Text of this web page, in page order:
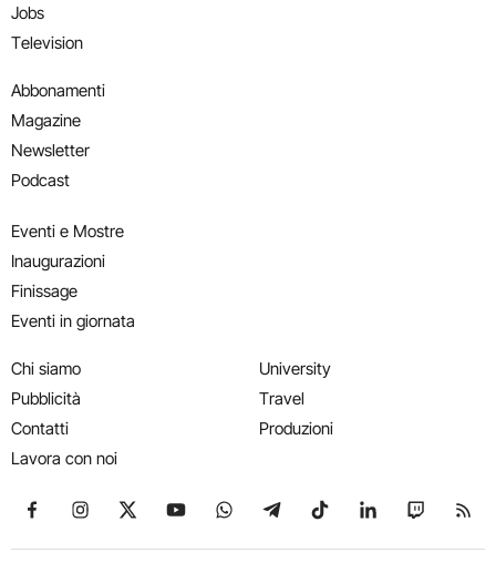
Jobs
Television
Abbonamenti
Magazine
Newsletter
Podcast
Eventi e Mostre
Inaugurazioni
Finissage
Eventi in giornata
Chi siamo
Pubblicità
Contatti
Lavora con noi
University
Travel
Produzioni
Seguici su Facebook
Seguici su Instagram
Seguici su X
Seguici su YouTube
Seguici su WhatsApp
Seguici su Telegram
Seguici su TikTok
Seguici su
Seguici